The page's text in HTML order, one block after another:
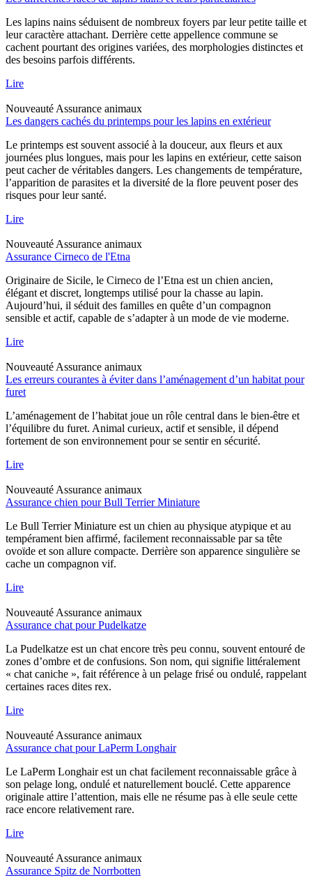
Les lapins nains séduisent de nombreux foyers par leur petite taille et
leur caractère attachant. Derrière cette appellence commune se
cachent pourtant des origines variées, des morphologies distinctes et
des besoins parfois différents.
Lire
Nouveauté Assurance animaux
Les dangers cachés du printemps pour les lapins en extérieur
Le printemps est souvent associé à la douceur, aux fleurs et aux
journées plus longues, mais pour les lapins en extérieur, cette saison
peut cacher de véritables dangers. Les changements de température,
l’apparition de parasites et la diversité de la flore peuvent poser des
risques pour leur santé.
Lire
Nouveauté Assurance animaux
Assurance Cirneco de l'Etna
Originaire de Sicile, le Cirneco de l’Etna est un chien ancien,
élégant et discret, longtemps utilisé pour la chasse au lapin.
Aujourd’hui, il séduit des familles en quête d’un compagnon
sensible et actif, capable de s’adapter à un mode de vie moderne.
Lire
Nouveauté Assurance animaux
Les erreurs courantes à éviter dans l’aménagement d’un habitat pour
furet
L’aménagement de l’habitat joue un rôle central dans le bien-être et
l’équilibre du furet. Animal curieux, actif et sensible, il dépend
fortement de son environnement pour se sentir en sécurité.
Lire
Nouveauté Assurance animaux
Assurance chien pour Bull Terrier Miniature
Le Bull Terrier Miniature est un chien au physique atypique et au
tempérament bien affirmé, facilement reconnaissable par sa tête
ovoïde et son allure compacte. Derrière son apparence singulière se
cache un compagnon vif.
Lire
Nouveauté Assurance animaux
Assurance chat pour Pudelkatze
La Pudelkatze est un chat encore très peu connu, souvent entouré de
zones d’ombre et de confusions. Son nom, qui signifie littéralement
« chat caniche », fait référence à un pelage frisé ou ondulé, rappelant
certaines races dites rex.
Lire
Nouveauté Assurance animaux
Assurance chat pour LaPerm Longhair
Le LaPerm Longhair est un chat facilement reconnaissable grâce à
son pelage long, ondulé et naturellement bouclé. Cette apparence
originale attire l’attention, mais elle ne résume pas à elle seule cette
race encore relativement rare.
Lire
Nouveauté Assurance animaux
Assurance Spitz de Norrbotten